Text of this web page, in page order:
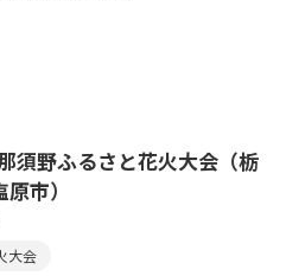
須野ふるさと花火大会（栃
市）
大会